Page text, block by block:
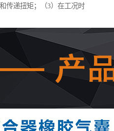
传递扭矩；（3）在工况时